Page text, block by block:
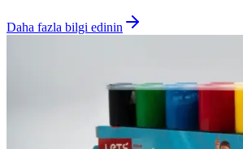
Daha fazla bilgi edinin